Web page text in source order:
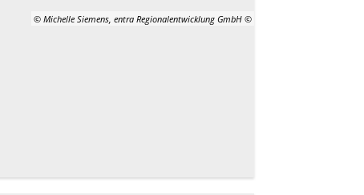
© Michelle Siemens, entra Regionalentwicklung GmbH